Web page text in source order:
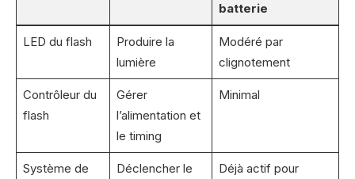
batterie
LED du flash
Produire la
lumière
Modéré par
clignotement
Contrôleur du
flash
Gérer
l’alimentation et
le timing
Minimal
Système de
Déclencher le
Déjà actif pour